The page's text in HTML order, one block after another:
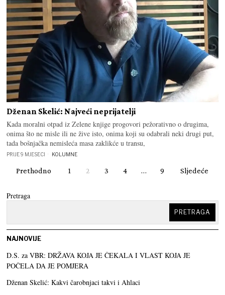
Dženan Skelić: Najveći neprijatelji
Kada moralni otpad iz Zelene knjige progovori pežorativno o drugima,
onima što ne misle ili ne žive isto, onima koji su odabrali neki drugi put,
tada bošnjačka nemisleća masa zaklikće u transu,
PRIJE 9 MJESECI KOLUMNE
Prethodno 1 2 3 4 … 9 Sljedeće
Pretraga
PRETRAGA
NAJNOVIJE
D.S. za VBR: DRŽAVA KOJA JE ČEKALA I VLAST KOJA JE
POČELA DA JE POMJERA
Dženan Skelić: Kakvi čarobnjaci takvi i Ahlaci